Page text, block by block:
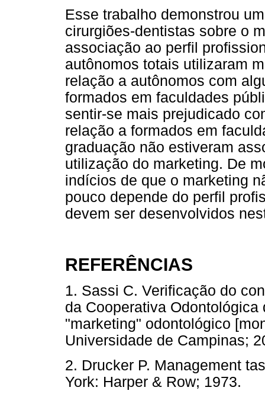
Esse trabalho demonstrou
cirurgiões-dentistas sobre o
associação ao perfil
autônomos totais utilizaram
relação a autônomos com
formados em faculdades
sentir-se mais prejudicado
relação a formados em
graduação não estiveram
utilização do marketing. De
indícios de que o marketing
pouco depende do perfil
devem ser desenvolvidos
REFERÊNCIAS
1. Sassi C. Verificação do
da Cooperativa
"marketing" odontológico
Universidade de Campinas;
2. Drucker P. Management
York: Harper & Row;